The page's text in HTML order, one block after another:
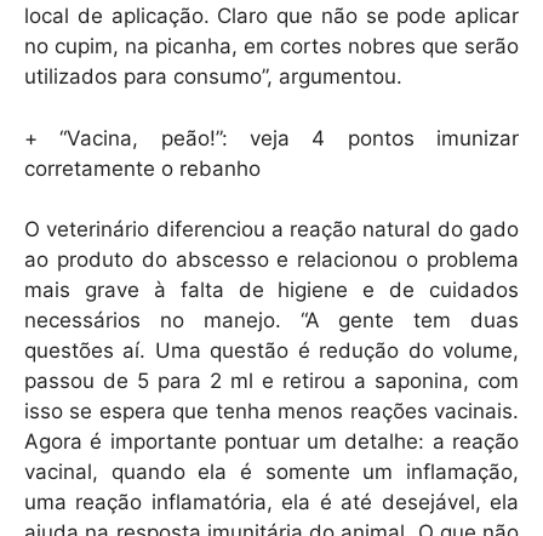
local de aplicação. Claro que não se pode aplicar
no cupim, na picanha, em cortes nobres que serão
utilizados para consumo”, argumentou.
+ “Vacina, peão!”: veja 4 pontos imunizar
corretamente o rebanho
O veterinário diferenciou a reação natural do gado
ao produto do abscesso e relacionou o problema
mais grave à falta de higiene e de cuidados
necessários no manejo. “A gente tem duas
questões aí. Uma questão é redução do volume,
passou de 5 para 2 ml e retirou a saponina, com
isso se espera que tenha menos reações vacinais.
Agora é importante pontuar um detalhe: a reação
vacinal, quando ela é somente um inflamação,
uma reação inflamatória, ela é até desejável, ela